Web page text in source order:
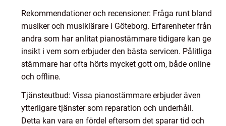
Rekommendationer och recensioner: Fråga runt bland
musiker och musiklärare i Göteborg. Erfarenheter från
andra som har anlitat pianostämmare tidigare kan ge
insikt i vem som erbjuder den bästa servicen. Pålitliga
stämmare har ofta hörts mycket gott om, både online
och offline.
Tjänsteutbud: Vissa pianostämmare erbjuder även
ytterligare tjänster som reparation och underhåll.
Detta kan vara en fördel eftersom det sparar tid och